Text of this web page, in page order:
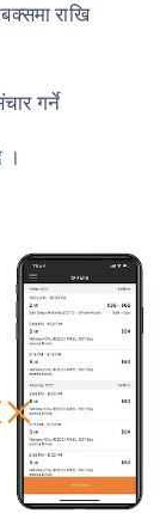
राखि
गर्ने
।